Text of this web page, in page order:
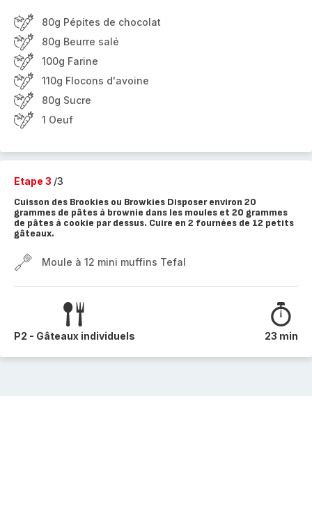
80g Pépites de chocolat
80g Beurre salé
100g Farine
110g Flocons d'avoine
80g Sucre
1 Oeuf
Etape 3 /3
Cuisson des Brookies ou Browkies Disposer environ 20
grammes de pâtes à brownie dans les moules et 20 grammes
de pâtes à cookie par dessus. Cuire en 2 fournées de 12 petits
gâteaux.
Moule à 12 mini muffins Tefal
P2 - Gâteaux individuels 23 min